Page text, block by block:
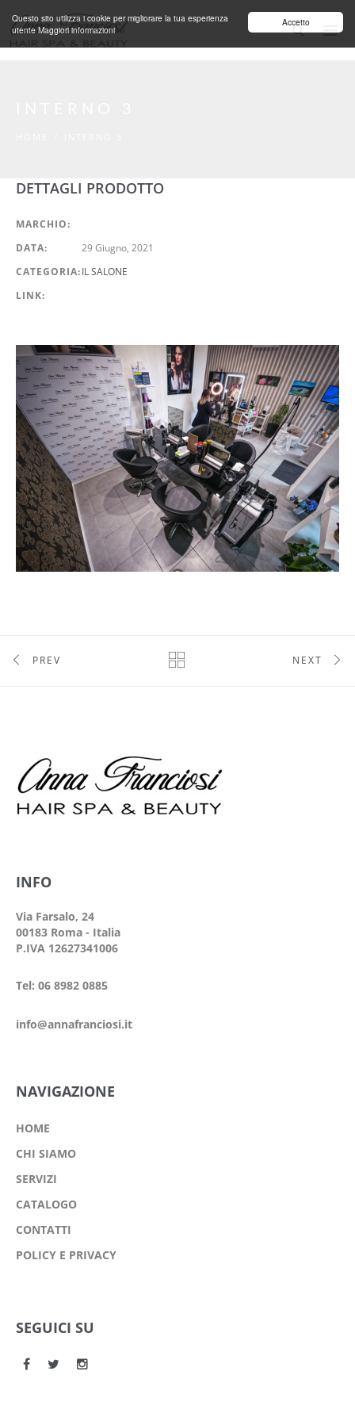
Accetto
Questo sito utilizza i cookie per migliorare la tua esperienza
utenteMaggiori informazioni
Salta al contenuto principale
DETTAGLI PRODOTTO
MARCHIO:
DATA:
29 Giugno, 2021
CATEGORIA:IL SALONE
LINK:
PREV NEXT
INFO
Via Farsalo, 24
00183 Roma - Italia
P.IVA 12627341006
Tel: 06 8982 0885
info@annafranciosi.it
NAVIGAZIONE
HOME
CHI SIAMO
SERVIZI
CATALOGO
CONTATTI
POLICY E PRIVACY
SEGUICI SU